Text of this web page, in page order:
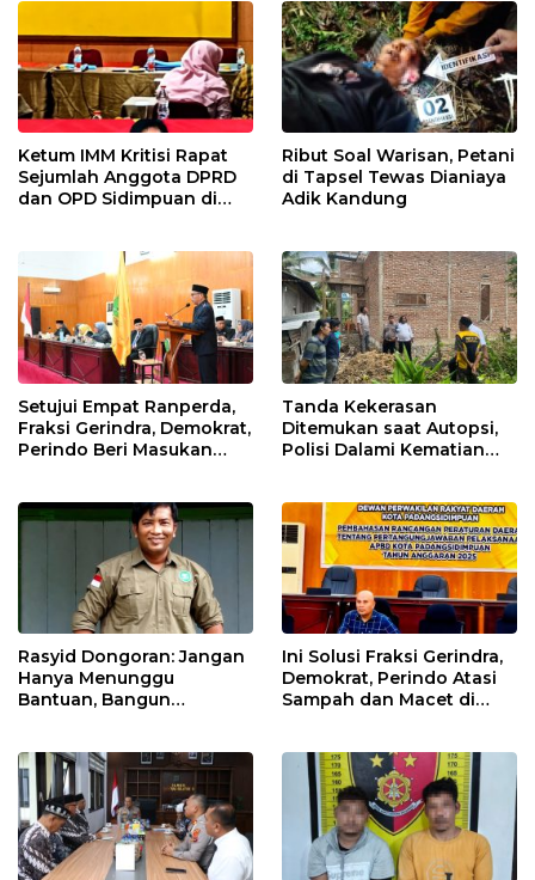
Ketum IMM Kritisi Rapat
Sejumlah Anggota DPRD
dan OPD Sidimpuan di
Ribut Soal Warisan, Petani
di Tapsel Tewas Dianiaya
Adik Kandung
Setujui Empat Ranperda,
Fraksi Gerindra, Demokrat,
Perindo Beri Masukan
Tanda Kekerasan
Ditemukan saat Autopsi,
Polisi Dalami Kematian
Rasyid Dongoran: Jangan
Hanya Menunggu
Bantuan, Bangun
Ini Solusi Fraksi Gerindra,
Demokrat, Perindo Atasi
Sampah dan Macet di